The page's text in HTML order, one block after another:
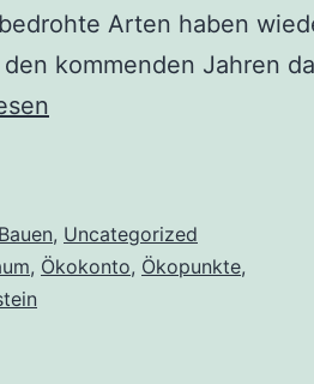
Arten haben
kommenden Jahren
Bauen, Uncategorized
, Ökokonto, Ökopunkte,